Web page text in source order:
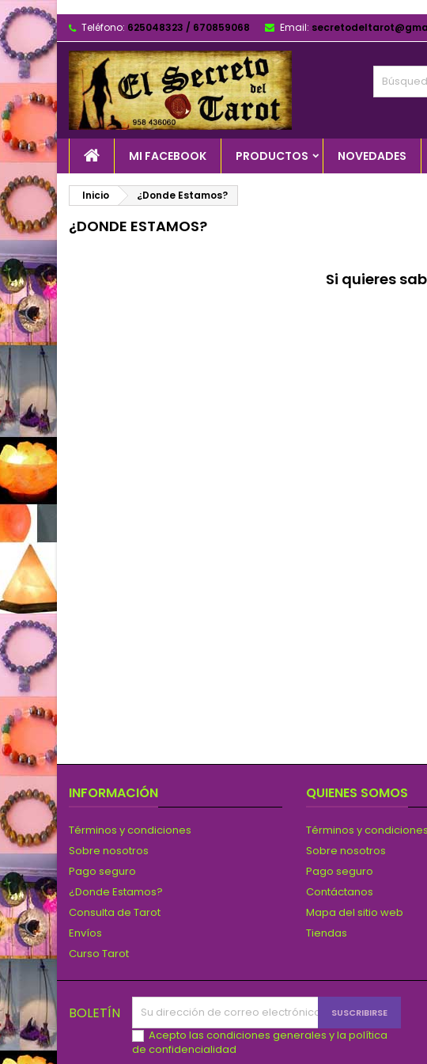
Teléfono: 625048323 / 670859068 Email:
MI FACEBOOK PRODUCTOS NOVEDADES
Inicio ¿Donde Estamos?
¿DONDE ESTAMOS?
Si quieres
INFORMACIÓN
Términos y condiciones
Sobre nosotros
Pago seguro
¿Donde Estamos?
Consulta de Tarot
Envíos
Curso Tarot
QUIENES SOMOS
Términos y condiciones
Sobre nosotros
Pago seguro
Contáctanos
Mapa del sitio web
Tiendas
BOLETÍN
Acepto las condiciones generales y la política
de confidencialidad